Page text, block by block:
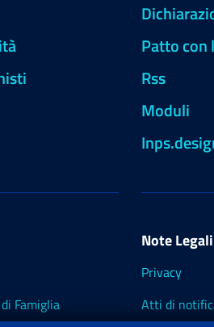
Patto con
Rss
Moduli
Famiglia
Note Legali
Privacy
Atti di